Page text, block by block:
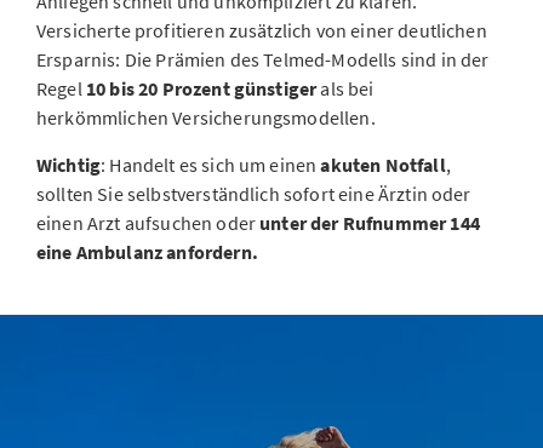
Versicherte profitieren zusätzlich von einer deutlichen
Ersparnis: Die Prämien des Telmed-Modells sind in der
Regel 10 bis 20 Prozent günstigerals bei
herkömmlichen Versicherungsmodellen.
Wichtig: Handelt es sich um einenakuten Notfall,
sollten Sie selbstverständlich sofort eine Ärztin oder
einen Arzt aufsuchen oder unter der Rufnummer 144
eine Ambulanz anfordern.